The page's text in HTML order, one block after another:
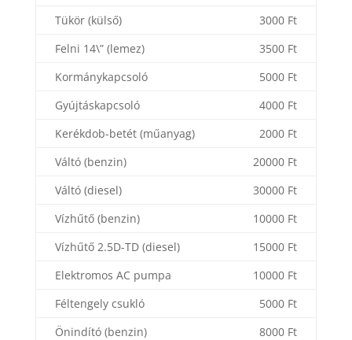
Tükör (külső)
3000 Ft
Felni 14\” (lemez)
3500 Ft
Kormánykapcsoló
5000 Ft
Gyújtáskapcsoló
4000 Ft
Kerékdob-betét (műanyag)
2000 Ft
Váltó (benzin)
20000 Ft
Váltó (diesel)
30000 Ft
Vízhűtő (benzin)
10000 Ft
Vízhűtő 2.5D-TD (diesel)
15000 Ft
Elektromos AC pumpa
10000 Ft
Féltengely csukló
5000 Ft
Önindító (benzin)
8000 Ft